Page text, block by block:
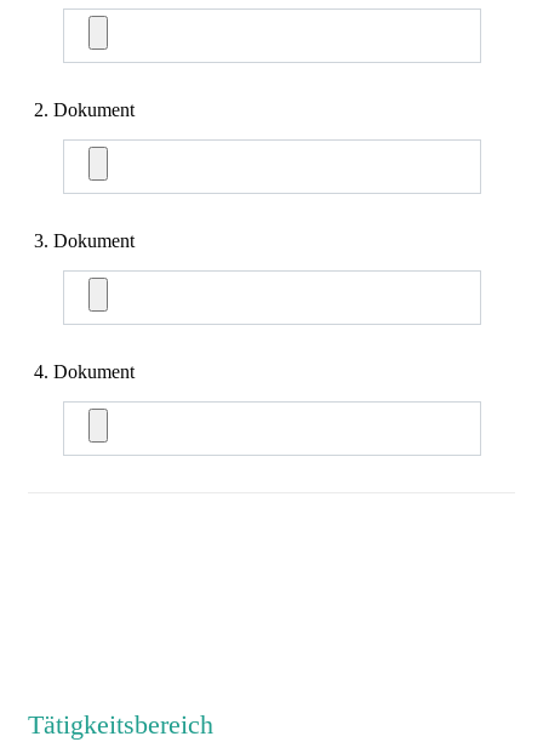
2. Dokument
3. Dokument
4. Dokument
Tätigkeitsbereich